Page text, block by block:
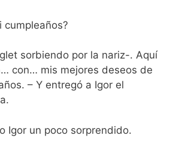
cumpleaños?
sorbiendo por la nariz-. Aquí
con… mis mejores deseos de
– Y entregó a Igor el
Igor un poco sorprendido.